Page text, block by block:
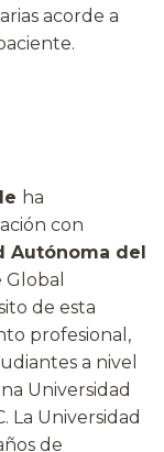
acorde a
ha
con
Autónoma del
de esta
profesional,
a nivel
Universidad
La Universidad
de